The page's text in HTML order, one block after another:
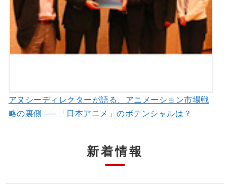
アヌシーディレクターが語る、アニメーション市場戦
略の裏側 ── 「日本アニメ」のポテンシャルは？
新着情報